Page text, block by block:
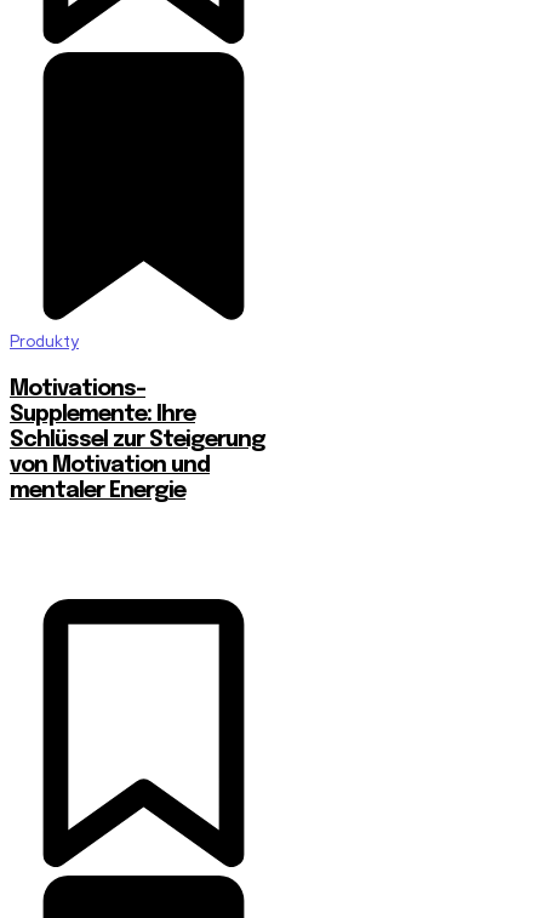
Produkty
Motivations-
Supplemente: Ihre
Schlüssel zur Steigerung
von Motivation und
mentaler Energie